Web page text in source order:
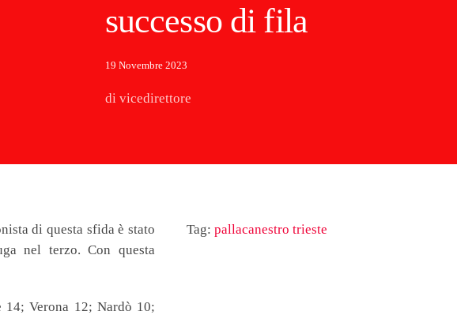
successo di fila
19 Novembre 2023
di vicedirettore
di questa sfida è stato
nel terzo. Con questa
Verona 12; Nardò 10;
Tag: pallacanestro trieste